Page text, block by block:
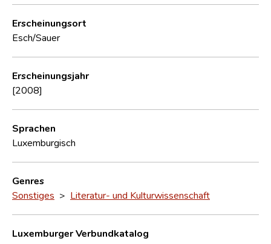
Erscheinungsort
Esch/Sauer
Erscheinungsjahr
[2008]
Sprachen
Luxemburgisch
Genres
Sonstiges > Literatur- und Kulturwissenschaft
Luxemburger Verbundkatalog